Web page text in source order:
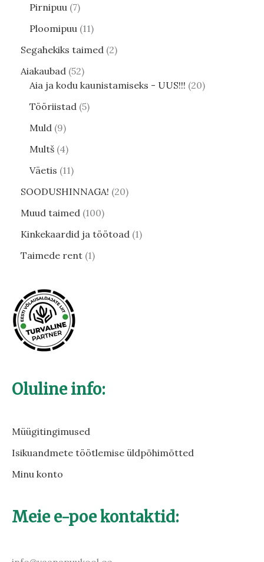
Pirnipuu 7
Ploomipuu 11
Segahekiks taimed 2
Aiakaubad 52
Aia ja kodu kaunistamiseks - UUS!!! 20
Tööriistad 5
Muld 9
Multš 4
Väetis 11
SOODUSHINNAGA! 20
Muud taimed 100
Kinkekaardid ja töötoad 1
Taimede rent 1
Oluline info:
Müügitingimused
Isikuandmete töötlemise üldpõhimõtted
Minu konto
Meie e-poe kontaktid: